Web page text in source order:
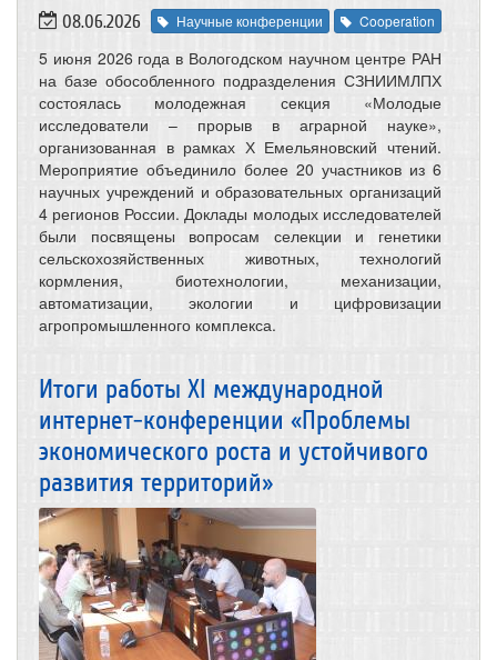
08.06.2026 Научные конференции Cooperation
5 июня 2026 года в Вологодском научном центре РАН
на базе обособленного подразделения СЗНИИМЛПХ
состоялась молодежная секция «Молодые
исследователи – прорыв в аграрной науке»,
организованная в рамках Х Емельяновский чтений.
Мероприятие объединило более 20 участников из 6
научных учреждений и образовательных организаций
4 регионов России. Доклады молодых исследователей
были посвящены вопросам селекции и генетики
сельскохозяйственных животных, технологий
кормления, биотехнологии, механизации,
автоматизации, экологии и цифровизации
агропромышленного комплекса.
Итоги работы XI международной
интернет-конференции «Проблемы
экономического роста и устойчивого
развития территорий»